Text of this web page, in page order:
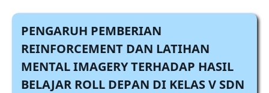
PENGARUH PEMBERIAN
REINFORCEMENT DAN LATIHAN
MENTAL IMAGERY TERHADAP HASIL
BELAJAR ROLL DEPAN DI KELAS V SDN